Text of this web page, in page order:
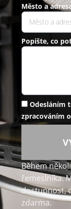
Město a
Popište, co
Odesláním
zpracováním
Během
řemeslníka.
dostupnost,
zdarma.